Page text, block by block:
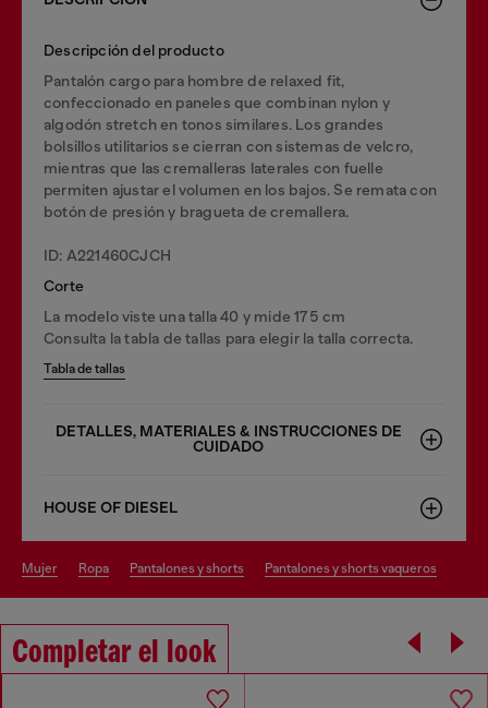
Descripción del producto
Pantalón cargo para hombre de relaxed fit,
confeccionado en paneles que combinan nylon y
algodón stretch en tonos similares. Los grandes
bolsillos utilitarios se cierran con sistemas de velcro,
mientras que las cremalleras laterales con fuelle
permiten ajustar el volumen en los bajos. Se remata con
botón de presión y bragueta de cremallera.
ID: A221460CJCH
Corte
La modelo viste una talla 40 y mide 175 cm
Consulta la tabla de tallas para elegir la talla correcta.
Tabla de tallas
DETALLES, MATERIALES & INSTRUCCIONES DE
CUIDADO
HOUSE OF DIESEL
mujer ropa pantalones y shorts pantalones y shorts vaqueros
Completar el look